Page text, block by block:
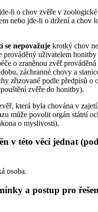
li o chov zvěře v zoologické
nebo jde-li o držení a chov
se nepovažuje krotký chov
prováděný uživatelem
o zraněnou zvěř
záchranné chovy a
zřizované podle předpisů o
zvěře do honitby).
která byla chována v
může povolit orgán státní
o myslivosti).
v této věci jednat
osoba.
a postup pro